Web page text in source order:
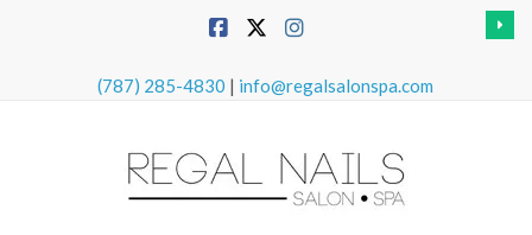
(787) 285-4830 | info@regalsalonspa.com